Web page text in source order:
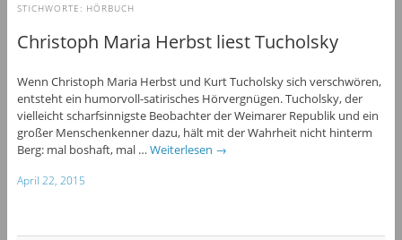
STICHWORTE: HÖRBUCH
Christoph Maria Herbst liest Tucholsky
Wenn Christoph Maria Herbst und Kurt Tucholsky sich verschwören,
entsteht ein humorvoll-satirisches Hörvergnügen. Tucholsky, der
vielleicht scharfsinnigste Beobachter der Weimarer Republik und ein
großer Menschenkenner dazu, hält mit der Wahrheit nicht hinterm
Berg: mal boshaft, mal … Weiterlesen →
April 22, 2015